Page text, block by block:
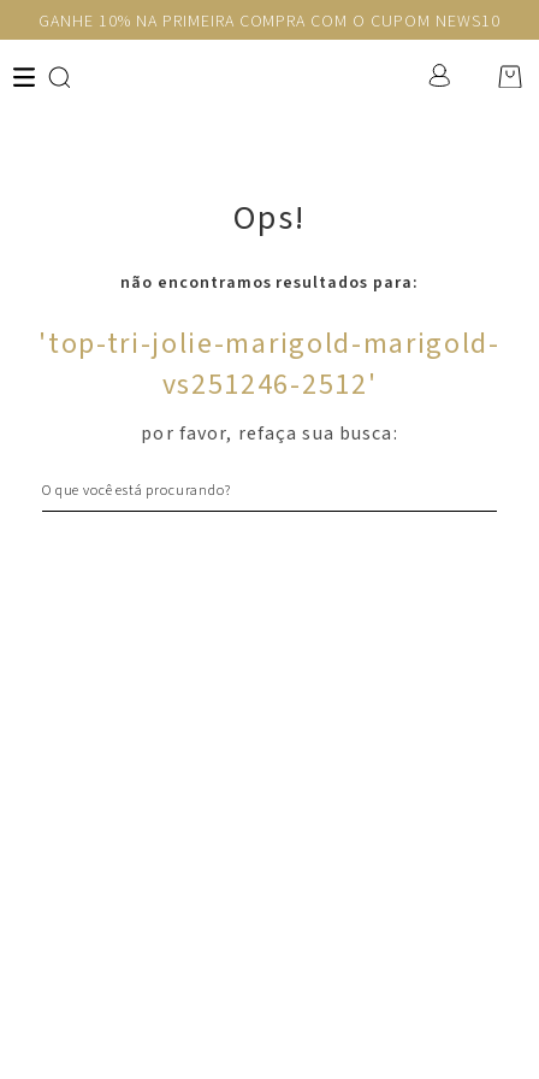
GANHE 10% NA PRIMEIRA COMPRA COM O CUPOM NEWS10
Ops!
não encontramos resultados para:
'top-tri-jolie-marigold-marigold-
vs251246-2512'
por favor, refaça sua busca: